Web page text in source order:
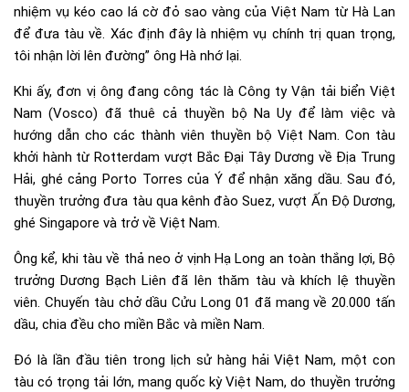
nhiệm vụ kéo cao lá cờ đỏ sao vàng của Việt Nam từ Hà Lan
để đưa tàu về. Xác định đây là nhiệm vụ chính trị quan trọng,
tôi nhận lời lên đường” ông Hà nhớ lại.
Khi ấy, đơn vị ông đang công tác là Công ty Vận tải biển Việt
Nam (Vosco) đã thuê cả thuyền bộ Na Uy để làm việc và
hướng dẫn cho các thành viên thuyền bộ Việt Nam. Con tàu
khởi hành từ Rotterdam vượt Bắc Đại Tây Dương về Địa Trung
Hải, ghé cảng Porto Torres của Ý để nhận xăng dầu. Sau đó,
thuyền trưởng đưa tàu qua kênh đào Suez, vượt Ấn Độ Dương,
ghé Singapore và trở về Việt Nam.
Ông kể, khi tàu về thả neo ở vịnh Hạ Long an toàn thắng lợi, Bộ
trưởng Dương Bạch Liên đã lên thăm tàu và khích lệ thuyền
viên. Chuyến tàu chở dầu Cửu Long 01 đã mang về 20.000 tấn
dầu, chia đều cho miền Bắc và miền Nam.
Đó là lần đầu tiên trong lịch sử hàng hải Việt Nam, một con
tàu có trọng tải lớn, mang quốc kỳ Việt Nam, do thuyền trưởng